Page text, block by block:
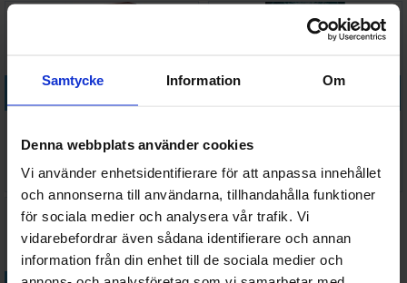
Samtycke Information Om
Denna webbplats använder cookies
Vi använder enhetsidentifierare för att anpassa innehållet
och annonserna till användarna, tillhandahålla funktioner
för sociala medier och analysera vår trafik. Vi
vidarebefordrar även sådana identifierare och annan
information från din enhet till de sociala medier och
Köp
(Utvidelse)
382 SEK Väntas in:
2026-09-15 435 SEK I lager: